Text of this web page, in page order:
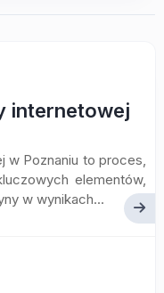
internetowej
w Poznaniu to proces,
elementów,
w wynikach...